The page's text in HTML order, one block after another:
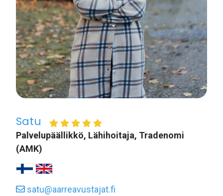
Satu
Palvelupäällikkö, Lähihoitaja, Tradenomi
(AMK)
satu@aarreavustajat.fi